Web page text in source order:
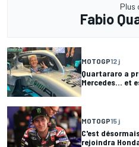
Plus
Fabio
MOTOGP12 j
Quartararo a
Mercedes... et
MOTOGP15 j
C'est
rejoindra